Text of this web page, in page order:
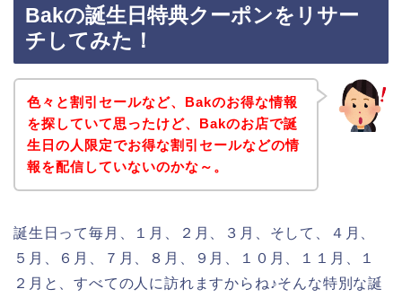
Bakの誕生日特典クーポンをリサー
チしてみた！
色々と割引セールなど、Bakのお得な情報
を探していて思ったけど、Bakのお店で誕
生日の人限定でお得な割引セールなどの情
報を配信していないのかな～。
誕生日って毎月、１月、２月、３月、そして、４月、
５月、６月、７月、８月、９月、１０月、１１月、１
２月と、すべての人に訪れますからね♪そんな特別な誕